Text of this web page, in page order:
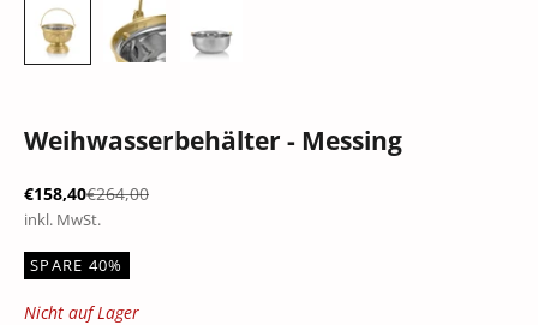
Weihwasserbehälter - Messing
Angebot
€158,40Regulärer Preis
€264,00
inkl. MwSt.
SPARE 40%
Nicht auf Lager